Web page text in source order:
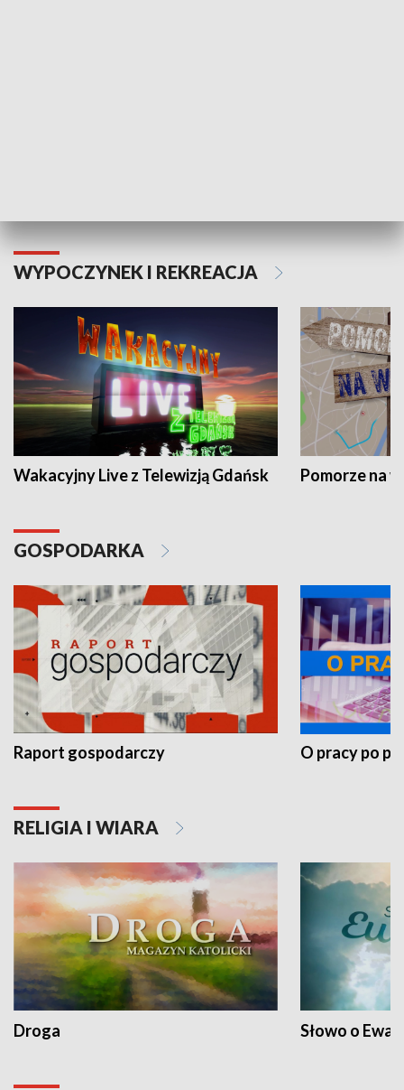
WYPOCZYNEK I REKREACJA
Wakacyjny Live z Telewizją Gdańsk Pomorze na
GOSPODARKA
Raport gospodarczy O pracy po
RELIGIA I WIARA
Droga Słowo o